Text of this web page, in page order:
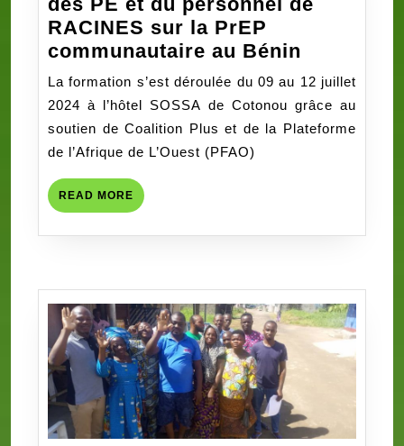
RACINES sur la PrEP
communautaire au Bénin
national
de
formation
personnel
RACINES
sur
la
PrEP
Bénin
La formation s’est déroulée du 09 au 12 juillet
2024 à l’hôtel SOSSA de Cotonou grâce au
soutien de Coalition Plus et de la Plateforme
de l’Afrique de L’Ouest (PFAO)
READ MORE READ
MORE